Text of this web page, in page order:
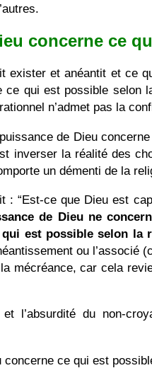
concerne ce
exister et anéantit et ce
ce qui est possible
n’admet pas la
de Dieu
inverser la réalité des
un démenti de la
: “Est-ce que Dieu est
de Dieu ne
est possible selon la
ou
mécréance, car cela
l’absurdité du non-
ce qui est